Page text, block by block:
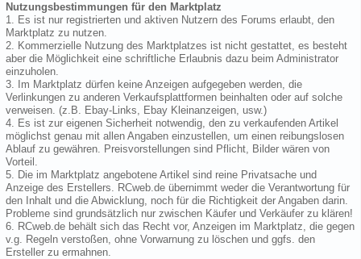
Nutzungsbestimmungen für den Marktplatz
1. Es ist nur registrierten und aktiven Nutzern des Forums erlaubt, den
Marktplatz zu nutzen.
2. Kommerzielle Nutzung des Marktplatzes ist nicht gestattet, es besteht
aber die Möglichkeit eine schriftliche Erlaubnis dazu beim Administrator
einzuholen.
3. Im Marktplatz dürfen keine Anzeigen aufgegeben werden, die
Verlinkungen zu anderen Verkaufsplattformen beinhalten oder auf solche
verweisen. (z.B. Ebay-Links, Ebay Kleinanzeigen, usw.)
4. Es ist zur eigenen Sicherheit notwendig, den zu verkaufenden Artikel
möglichst genau mit allen Angaben einzustellen, um einen reibungslosen
Ablauf zu gewähren. Preisvorstellungen sind Pflicht, Bilder wären von
Vorteil.
5. Die im Marktplatz angebotene Artikel sind reine Privatsache und
Anzeige des Erstellers. RCweb.de übernimmt weder die Verantwortung für
den Inhalt und die Abwicklung, noch für die Richtigkeit der Angaben darin.
Probleme sind grundsätzlich nur zwischen Käufer und Verkäufer zu klären!
6. RCweb.de behält sich das Recht vor, Anzeigen im Marktplatz, die gegen
v.g. Regeln verstoßen, ohne Vorwarnung zu löschen und ggfs. den
Ersteller zu ermahnen.